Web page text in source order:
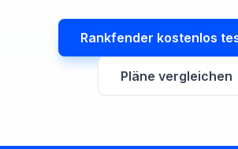
ANALYSIEREN
Rankfender kostenlos
Pläne vergleichen